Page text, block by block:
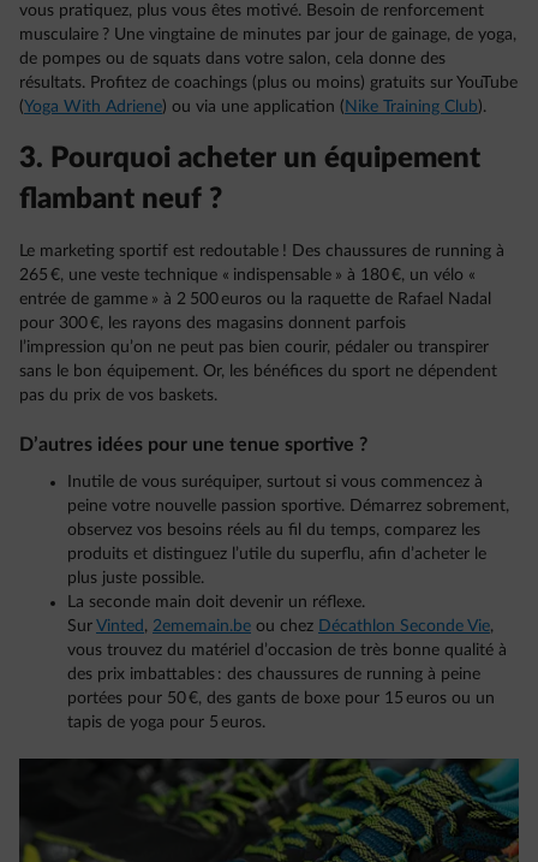
vous pratiquez, plus vous êtes motivé. Besoin de renforcement
musculaire ? Une vingtaine de minutes par jour de gainage, de yoga,
de pompes ou de squats dans votre salon, cela donne des
résultats. Profitez de coachings (plus ou moins) gratuits sur YouTube
(Yoga With Adriene) ou via une application ( Nike Training Club).
3. Pourquoi acheter un équipement
flambant neuf ?
Le marketing sportif est redoutable ! Des chaussures de running à
265 €, une veste technique « indispensable » à 180 €, un vélo «
entrée de gamme » à 2 500 euros ou la raquette de Rafael Nadal
pour 300 €, les rayons des magasins donnent parfois
l’impression qu’on ne peut pas bien courir, pédaler ou transpirer
sans le bon équipement. Or, les bénéfices du sport ne dépendent
pas du prix de vos baskets.
D’autres idées pour une tenue sportive ?
Inutile de vous suréquiper, surtout si vous commencez à
peine votre nouvelle passion sportive. Démarrez sobrement,
observez vos besoins réels au fil du temps, comparez les
produits et distinguez l’utile du superflu, afin d’acheter le
plus juste possible.
La seconde main doit devenir un réflexe.
Sur Vinted , 2ememain.be ou chez Décathlon Seconde Vie,
vous trouvez du matériel d’occasion de très bonne qualité à
des prix imbattables : des chaussures de running à peine
portées pour 50 €, des gants de boxe pour 15 euros ou un
tapis de yoga pour 5 euros.